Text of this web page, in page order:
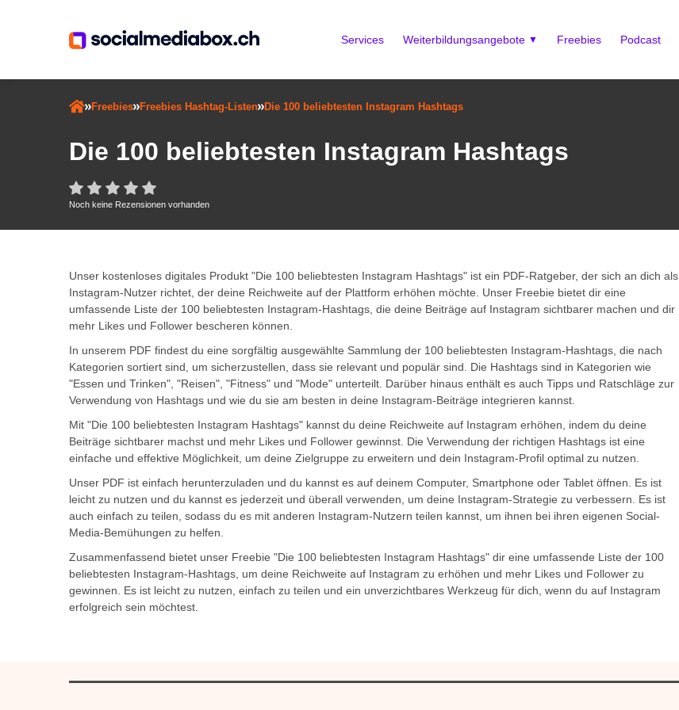
Services Weiterbildungsangebote Freebies Podcast
Freebies Freebies Hashtag-Listen Die 100 beliebtesten Instagram Hashtags
Die 100 beliebtesten Instagram Hashtags
Noch keine Rezensionen vorhanden
Unser kostenloses digitales Produkt "Die 100 beliebtesten Instagram Hashtags" ist ein PDF-Ratgeber, der sich an dich als
Instagram-Nutzer richtet, der deine Reichweite auf der Plattform erhöhen möchte. Unser Freebie bietet dir eine
umfassende Liste der 100 beliebtesten Instagram-Hashtags, die deine Beiträge auf Instagram sichtbarer machen und dir
mehr Likes und Follower bescheren können.
In unserem PDF findest du eine sorgfältig ausgewählte Sammlung der 100 beliebtesten Instagram-Hashtags, die nach
Kategorien sortiert sind, um sicherzustellen, dass sie relevant und populär sind. Die Hashtags sind in Kategorien wie
"Essen und Trinken", "Reisen", "Fitness" und "Mode" unterteilt. Darüber hinaus enthält es auch Tipps und Ratschläge zur
Verwendung von Hashtags und wie du sie am besten in deine Instagram-Beiträge integrieren kannst.
Mit "Die 100 beliebtesten Instagram Hashtags" kannst du deine Reichweite auf Instagram erhöhen, indem du deine
Beiträge sichtbarer machst und mehr Likes und Follower gewinnst. Die Verwendung der richtigen Hashtags ist eine
einfache und effektive Möglichkeit, um deine Zielgruppe zu erweitern und dein Instagram-Profil optimal zu nutzen.
Unser PDF ist einfach herunterzuladen und du kannst es auf deinem Computer, Smartphone oder Tablet öffnen. Es ist
leicht zu nutzen und du kannst es jederzeit und überall verwenden, um deine Instagram-Strategie zu verbessern. Es ist
auch einfach zu teilen, sodass du es mit anderen Instagram-Nutzern teilen kannst, um ihnen bei ihren eigenen Social-
Media-Bemühungen zu helfen.
Zusammenfassend bietet unser Freebie "Die 100 beliebtesten Instagram Hashtags" dir eine umfassende Liste der 100
beliebtesten Instagram-Hashtags, um deine Reichweite auf Instagram zu erhöhen und mehr Likes und Follower zu
gewinnen. Es ist leicht zu nutzen, einfach zu teilen und ein unverzichtbares Werkzeug für dich, wenn du auf Instagram
erfolgreich sein möchtest.